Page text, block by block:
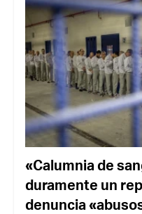
«Calumnia de
duramente un
denuncia